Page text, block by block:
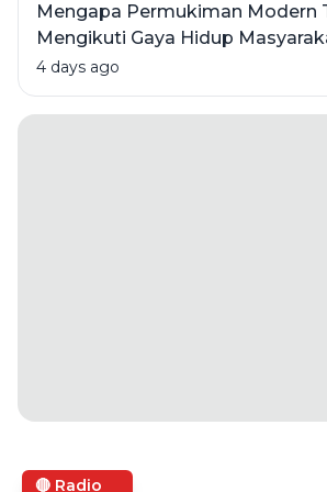
Mengapa Permukiman Modern
Mengikuti Gaya Hidup
4 days ago
🔴 Radio